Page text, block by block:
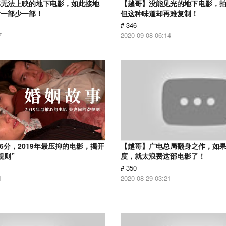
法上映的地下电影，如此接地
部少一部！
【越哥】没能见光的地下电影，
但这种味道却再难复制！
# 346
2020-09-08 06:14
分，2019年最压抑的电影，揭开
则”
【越哥】广电总局翻身之作，如
度，就太浪费这部电影了！
# 350
2020-08-29 03:21